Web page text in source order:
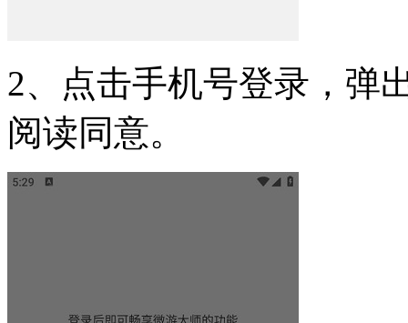
2、点击手机号登录，弹
阅读同意。